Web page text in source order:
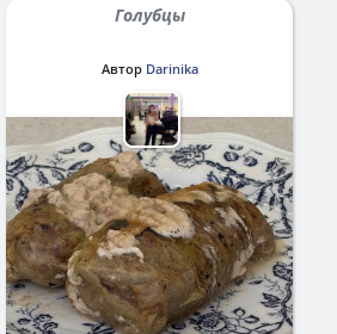
Голубцы
Автор Darinika